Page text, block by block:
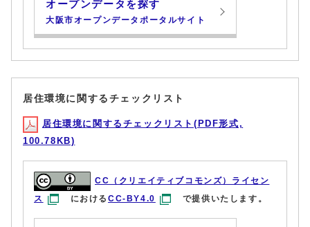
オープンデータを探す
大阪市オープンデータポータルサイト
居住環境に関するチェックリスト
居住環境に関するチェックリスト(PDF形式,
100.78KB)
CC（クリエイティブコモンズ）ライセン
ス
におけるCC-BY4.0 で提供いたします。